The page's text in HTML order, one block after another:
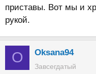
приставы. Вот мы и
рукой.
O Oksana94
Завсегдатый